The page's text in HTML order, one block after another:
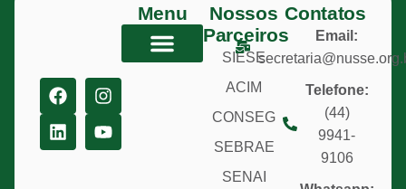
Menu
Nossos
Parceiros
SIESE
ACIM
CONSEG
SEBRAE
SENAI
Contatos
Email:
Telefone:
(44)
9941-
9106